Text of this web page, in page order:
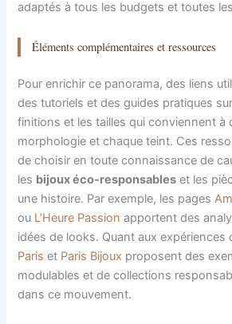
adaptés à tous les budgets et toutes
Éléments complémentaires et ressources
Pour enrichir ce panorama, des liens
des tutoriels et des guides pratiques
finitions et les tailles qui conviennent à
morphologie et chaque teint. Ces
de choisir en toute connaissance de
les bijoux éco-responsables et les
une histoire. Par exemple, les pages
ou L’Heure Passion apportent des
idées de looks. Quant aux expériences
Paris et Paris Bijoux proposent des
modulables et de collections
dans ce mouvement.